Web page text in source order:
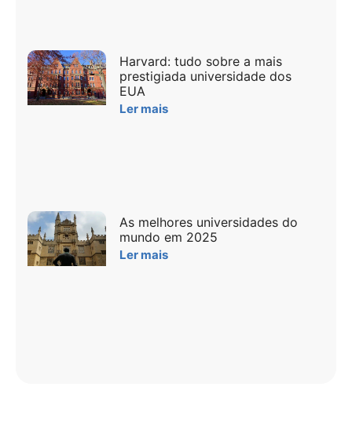
Harvard: tudo sobre a mais
prestigiada universidade dos
EUA
Ler mais
As melhores universidades do
mundo em 2025
Ler mais